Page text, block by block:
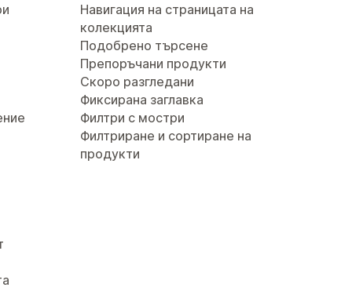
Навигация на страницата на
колекцията
Подобрено търсене
Препоръчани продукти
Скоро разгледани
Фиксирана заглавка
Филтри с мостри
Филтриране и сортиране на
продукти